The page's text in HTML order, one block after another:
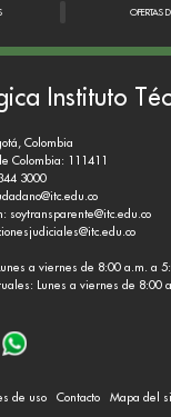
OFERTAS
Instituto
Colombia
Colombia: 111411
3000
soytransparente@itc.edu.co
a viernes de 8:00 a.m. a
Lunes a viernes de 8:00
de uso Contacto Mapa del